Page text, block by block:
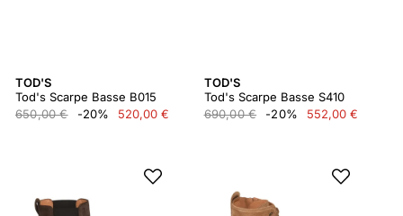
TOD'S
Tod's Scarpe Basse B015
650,00 €
-20% 520,00 €
TOD'S
Tod's Scarpe Basse S410
690,00 €
-20% 552,00 €